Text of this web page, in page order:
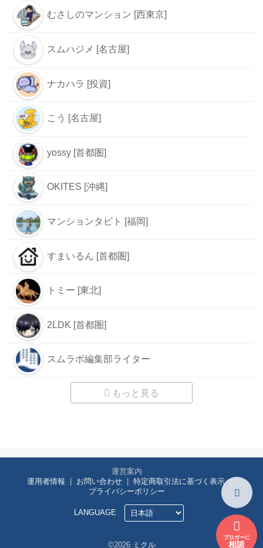
むさしのマンション [西東京]
スムハジメ [名古屋]
ナカハラ [投資]
こう [名古屋]
yossy [首都圏]
OKITES [沖縄]
マンションタビト [福岡]
すまいるん [首都圏]
トミー [東北]
2LDK [首都圏]
スムラボ編集部ライター
もっと見る
ブロガーに
相談
運営案内
運用者情報
お問い合わせ
特定商取引法に基づく表示
プライバシーポリシー
LANGUAGE
©2026 ミクル